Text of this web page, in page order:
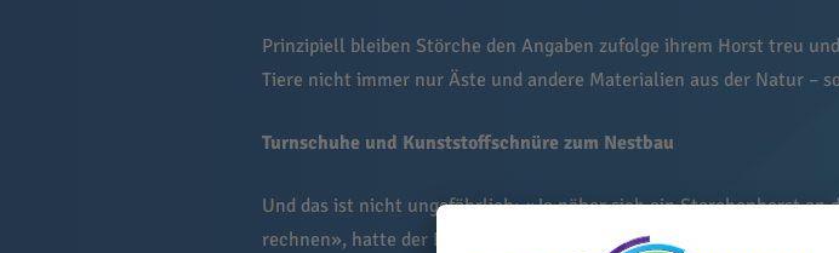
Prinzipiell bleiben Störche den Angaben zufolge ihrem Horst treu
Tiere nicht immer nur Äste und andere Materialien aus der Natur –
Turnschuhe und Kunststoffschnüre zum Nestbau
Und das ist nicht ungefährlich: «Je näher sich ein Storchenhorst
rechnen», hatte der Nabu-Fachbeauftragte für Weißstörche, Stefan